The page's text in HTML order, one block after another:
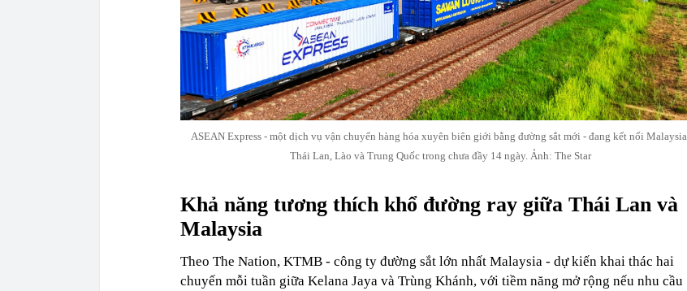
ASEAN Express - một dịch vụ vận chuyển hàng hóa xuyên biên giới bằng đường sắt mới - đang kết nối Malaysia,
Thái Lan, Lào và Trung Quốc trong chưa đầy 14 ngày. Ảnh: The Star
Khả năng tương thích khổ đường ray giữa Thái Lan và
Malaysia
Theo The Nation, KTMB - công ty đường sắt lớn nhất Malaysia - dự kiến khai thác hai
chuyến mỗi tuần giữa Kelana Jaya và Trùng Khánh, với tiềm năng mở rộng nếu nhu cầu